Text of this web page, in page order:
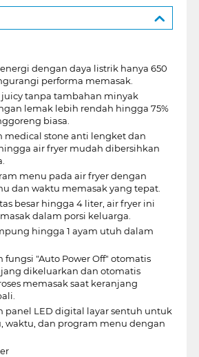
dengan daya listrik hanya 650
performa memasak.
tanpa tambahan minyak
lemak lebih rendah hingga 75%
biasa.
medical stone anti lengket dan
air fryer mudah dibersihkan
menu pada air fryer dengan
dan waktu memasak yang tepat.
besar hingga 4 liter, air fryer ini
dalam porsi keluarga.
hingga 1 ayam utuh dalam
fungsi "Auto Power Off" otomatis
dikeluarkan dan otomatis
memasak saat keranjang
panel LED digital layar sentuh untuk
waktu, dan program menu dengan